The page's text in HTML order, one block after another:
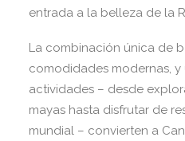
entrada a la belleza de la
La combinación única de
comodidades modernas,
actividades – desde
mayas hasta disfrutar de
mundial – convierten a